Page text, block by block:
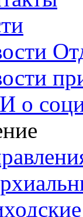
о